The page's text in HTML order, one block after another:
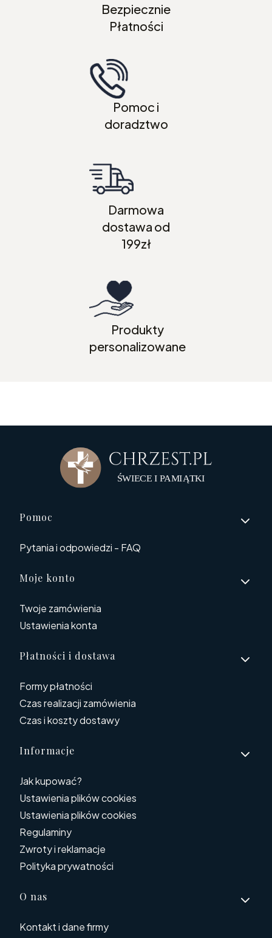
Bezpiecznie
Płatności
Pomoc i
doradztwo
Darmowa
dostawa od
199zł
Produkty
personalizowane
Linki w stopce
Pomoc
Pytania i odpowiedzi - FAQ
Moje konto
Twoje zamówienia
Ustawienia konta
Płatności i dostawa
Formy płatności
Czas realizacji zamówienia
Czas i koszty dostawy
Informacje
Jak kupować?
Ustawienia plików cookies
Ustawienia plików cookies
Regulaminy
Zwroty i reklamacje
Polityka prywatności
O nas
Kontakt i dane firmy